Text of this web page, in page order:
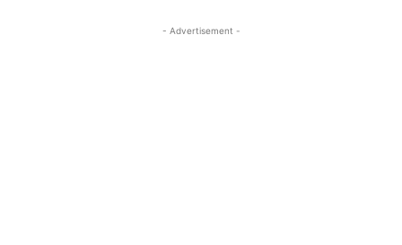
- Advertisement -